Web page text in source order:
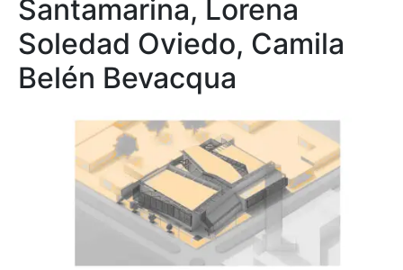
Santamarina, Lorena
Soledad Oviedo, Camila
Belén Bevacqua